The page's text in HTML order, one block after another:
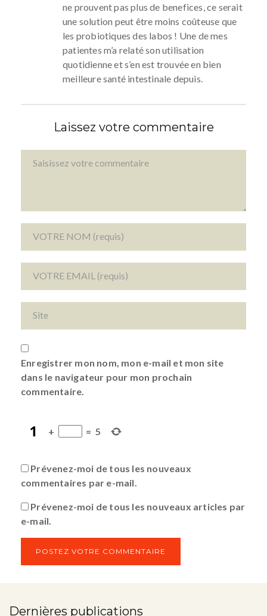
ne prouvent pas plus de benefices, ce serait
une solution peut être moins coûteuse que
les probiotiques des labos ! Une de mes
patientes m’a relaté son utilisation
quotidienne et s’en est trouvée en bien
meilleure santé intestinale depuis.
Laissez votre commentaire
Enregistrer mon nom, mon e-mail et mon site
dans le navigateur pour mon prochain
commentaire.
+ = 5
Prévenez-moi de tous les nouveaux
commentaires par e-mail.
Prévenez-moi de tous les nouveaux articles par
e-mail.
Dernières publications